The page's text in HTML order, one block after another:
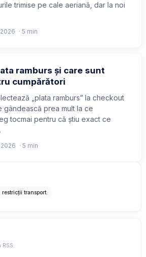
trimise pe cale aeriană, dar la noi
· 5 min
ramburs și care sunt
cumpărători
„plata ramburs” la checkout
gândească prea mult la ce
tocmai pentru că știu exact ce
· 5 min
restricții transport